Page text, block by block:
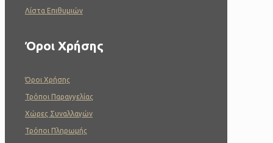
Λίστα Επιθυμιών
Όροι Χρήσης
Όροι Χρήσης
Τρόποι Παραγγελίας
Χώρες Συναλλαγών
Τρόποι Πληρωμής